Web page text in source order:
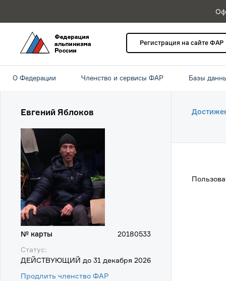
Регистрация на сайте ФАР
О Федерации Членство и сервисы ФАР Базы
Евгений Яблоков
№ карты
20180533
Статус:
ДЕЙСТВУЮЩИЙ до 31 декабря 2026
Продлить членство ФАР